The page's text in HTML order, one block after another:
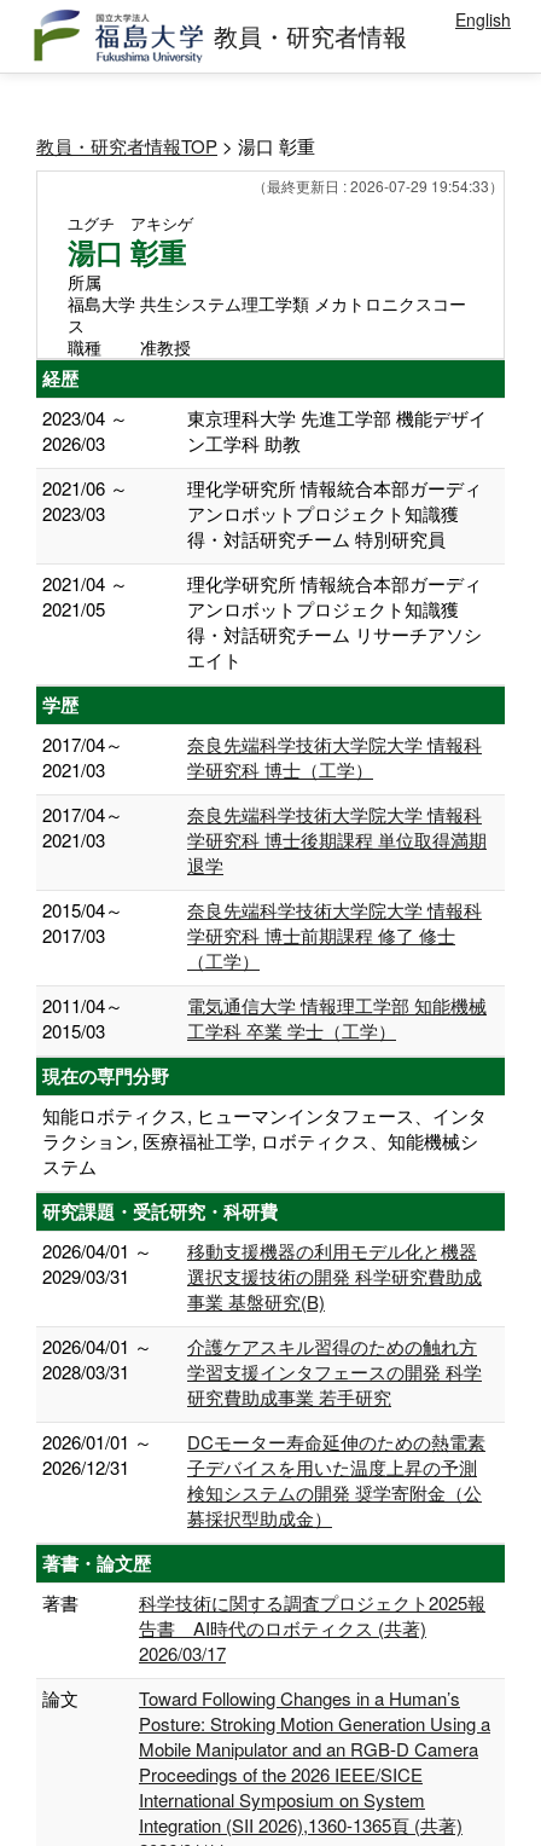
教員・研究者情報 English
教員・研究者情報TOP > 湯口 彰重
（最終更新日 : 2026-07-29 19:54:33）
ユグチ アキシゲ
湯口 彰重
所属
福島大学 共生システム理工学類 メカトロニクスコー
ス
職種
准教授
経歴
2023/04 ～
2026/03
東京理科大学 先進工学部 機能デザイ
ン工学科 助教
2021/06 ～
2023/03
理化学研究所 情報統合本部ガーディ
アンロボットプロジェクト知識獲
得・対話研究チーム 特別研究員
2021/04 ～
2021/05
理化学研究所 情報統合本部ガーディ
アンロボットプロジェクト知識獲
得・対話研究チーム リサーチアソシ
エイト
学歴
2017/04～
2021/03
奈良先端科学技術大学院大学 情報科
学研究科 博士（工学）
2017/04～
2021/03
奈良先端科学技術大学院大学 情報科
学研究科 博士後期課程 単位取得満期
退学
2015/04～
2017/03
奈良先端科学技術大学院大学 情報科
学研究科 博士前期課程 修了 修士
（工学）
2011/04～
2015/03
電気通信大学 情報理工学部 知能機械
工学科 卒業 学士（工学）
現在の専門分野
知能ロボティクス, ヒューマンインタフェース、インタ
ラクション, 医療福祉工学, ロボティクス、知能機械シ
ステム
研究課題・受託研究・科研費
2026/04/01 ～
2029/03/31
移動支援機器の利用モデル化と機器
選択支援技術の開発 科学研究費助成
事業 基盤研究(B)
2026/04/01 ～
2028/03/31
介護ケアスキル習得のための触れ方
学習支援インタフェースの開発 科学
研究費助成事業 若手研究
2026/01/01 ～
2026/12/31
DCモーター寿命延伸のための熱電素
子デバイスを用いた温度上昇の予測
検知システムの開発 奨学寄附金（公
募採択型助成金）
著書・論文歴
著書
科学技術に関する調査プロジェクト2025報
告書 AI時代のロボティクス (共著)
2026/03/17
論文
Toward Following Changes in a Human’s
Posture: Stroking Motion Generation Using a
Mobile Manipulator and an RGB-D Camera
Proceedings of the 2026 IEEE/SICE
International Symposium on System
Integration (SII 2026),1360-1365頁 (共著)